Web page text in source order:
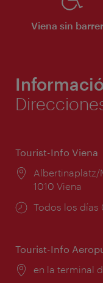
Viena sin
Tourist-Info Viena
Lugar:
Albertinaplatz/
1010 Viena
Horarios
Todos los días
Tourist-Info
Lugar:
en la terminal